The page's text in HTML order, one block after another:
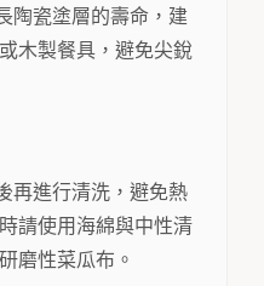
陶瓷塗層的壽命，建
木製餐具，避免尖銳
再進行清洗，避免熱
請使用海綿與中性清
磨性菜瓜布。